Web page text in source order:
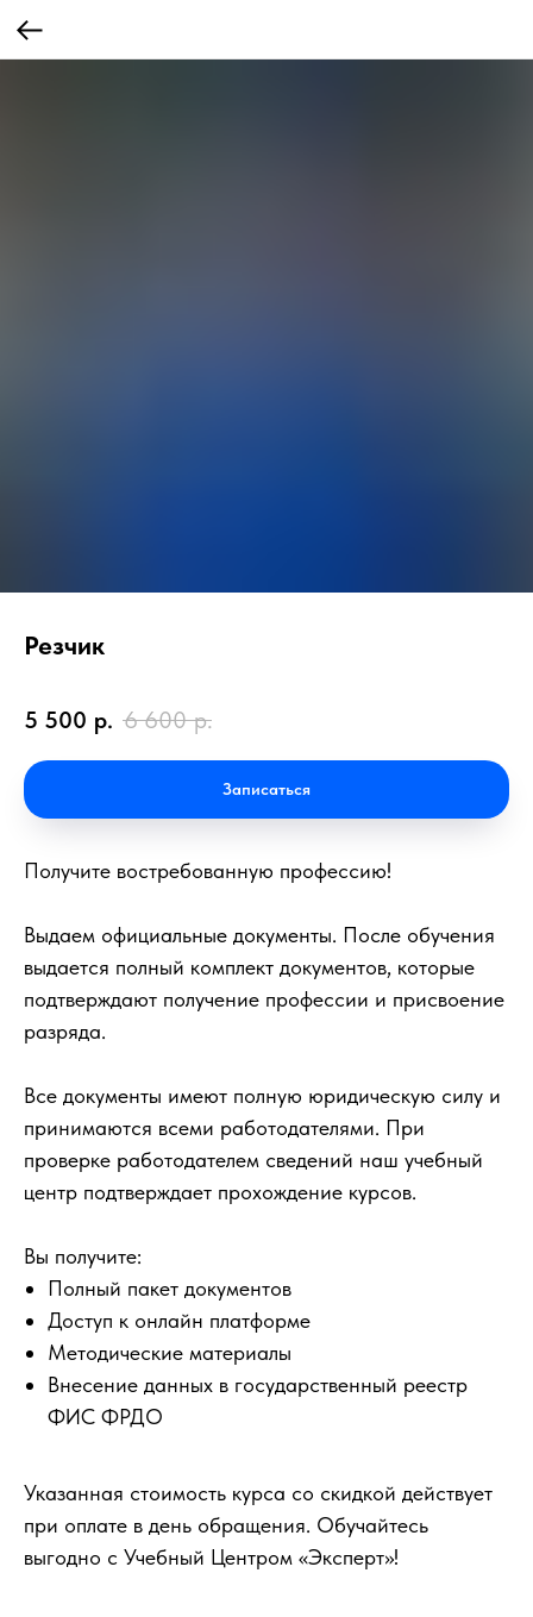
Резчик
5 500 р. 6 600 р.
Записаться
Получите востребованную профессию!
Выдаем официальные документы. После обучения
выдается полный комплект документов, которые
подтверждают получение профессии и присвоение
разряда.
Все документы имеют полную юридическую силу и
принимаются всеми работодателями. При
проверке работодателем сведений наш учебный
центр подтверждает прохождение курсов.
Вы получите:
Полный пакет документов
Доступ к онлайн платформе
Методические материалы
Внесение данных в государственный реестр
ФИС ФРДО
Указанная стоимость курса со скидкой действует
при оплате в день обращения. Обучайтесь
выгодно с Учебный Центром «Эксперт»!